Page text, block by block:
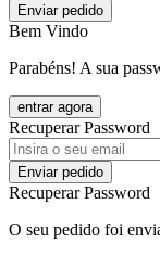
Enviar pedido
Bem Vindo
Parabéns! A sua
entrar agora
Recuperar Password
Enviar pedido
Recuperar Password
O seu pedido foi